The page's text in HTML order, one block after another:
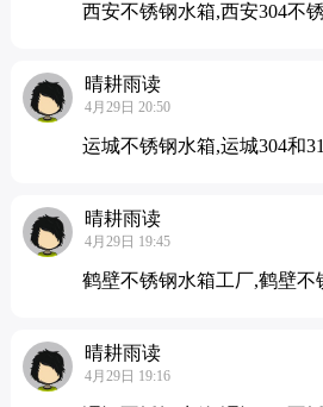
西安不锈钢水箱,西安304不
晴耕雨读
4月29日 20:50
运城不锈钢水箱,运城304和
晴耕雨读
4月29日 19:45
鹤壁不锈钢水箱工厂,鹤壁不
晴耕雨读
4月29日 19:16